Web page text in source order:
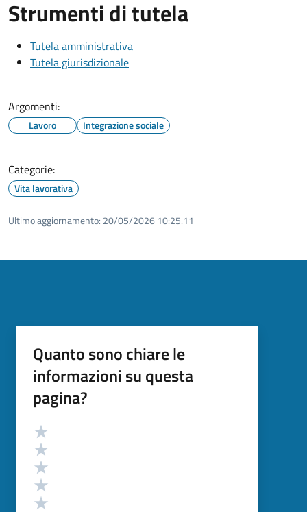
Strumenti di tutela
Tutela amministrativa
Tutela giurisdizionale
Argomenti:
Lavoro Integrazione sociale
Categorie:
Vita lavorativa
Ultimo aggiornamento: 20/05/2026 10:25.11
Quanto sono chiare le
informazioni su questa
pagina?
Valutazione